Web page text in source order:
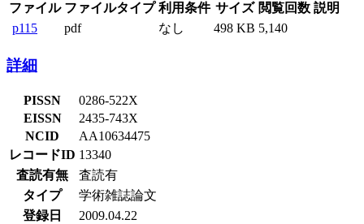
ファイル ファイルタイプ 利用条件 サイズ 閲覧回数 説明
p115
pdf なし 498 KB 5,140
詳細
PISSN
0286-522X
EISSN
2435-743X
NCID
AA10634475
レコードID 13340
査読有無
査読有
タイプ
学術雑誌論文
登録日
2009.04.22